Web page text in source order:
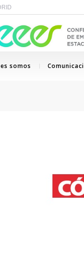
somos